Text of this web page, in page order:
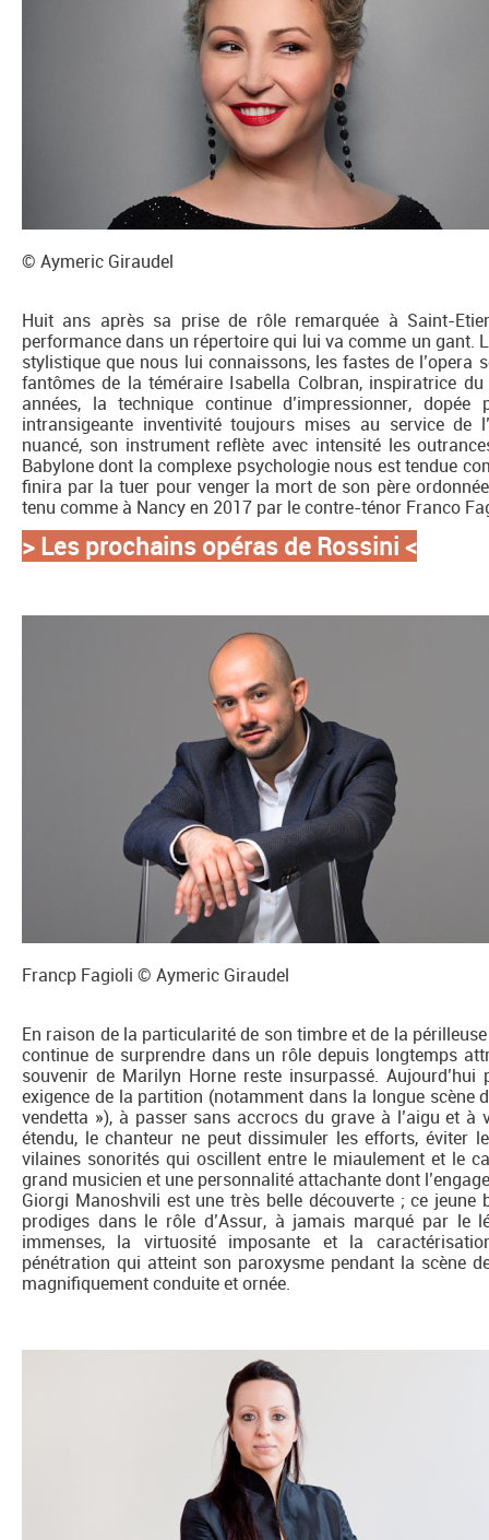
© Aymeric Giraudel
Huit ans après sa prise de rôle remarquée à Saint-
performance dans un répertoire qui lui va comme un gant.
stylistique que nous lui connaissons, les fastes de l’opera
fantômes de la téméraire Isabella Colbran, inspiratrice
années, la technique continue d’impressionner,
intransigeante inventivité toujours mises au service de
nuancé, son instrument reflète avec intensité les
Babylone dont la complexe psychologie nous est tendue
finira par la tuer pour venger la mort de son père
tenu comme à Nancy en 2017 par le contre-ténor Franco
> Les prochains opéras de Rossini <
Francp Fagioli © Aymeric Giraudel
En raison de la particularité de son timbre et de la
continue de surprendre dans un rôle depuis longtemps
souvenir de Marilyn Horne reste insurpassé.
exigence de la partition (notamment dans la longue
vendetta »), à passer sans accrocs du grave à l’aigu et
étendu, le chanteur ne peut dissimuler les efforts, éviter
vilaines sonorités qui oscillent entre le miaulement et le
grand musicien et une personnalité attachante dont
Giorgi Manoshvili est une très belle découverte ; ce
prodiges dans le rôle d’Assur, à jamais marqué par le
immenses, la virtuosité imposante et la
pénétration qui atteint son paroxysme pendant la scène
magnifiquement conduite et ornée.